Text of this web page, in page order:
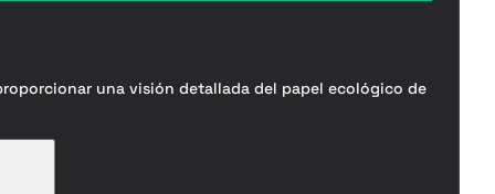
una visión detallada del papel ecológico de